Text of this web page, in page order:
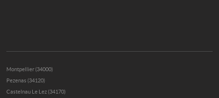
Montpellier (34000)
Pezenas (34120)
Castelnau Le Lez (34170)